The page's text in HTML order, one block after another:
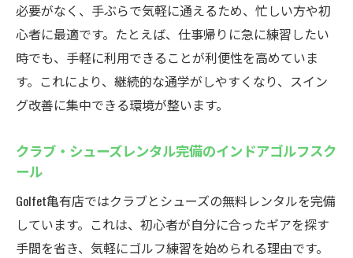
必要がなく、手ぶらで気軽に通えるため、忙しい方や初
心者に最適です。たとえば、仕事帰りに急に練習したい
時でも、手軽に利用できることが利便性を高めていま
す。これにより、継続的な通学がしやすくなり、スイン
グ改善に集中できる環境が整います。
クラブ・シューズレンタル完備のインドアゴルフスク
ール
Golfet亀有店ではクラブとシューズの無料レンタルを完備
しています。これは、初心者が自分に合ったギアを探す
手間を省き、気軽にゴルフ練習を始められる理由です。